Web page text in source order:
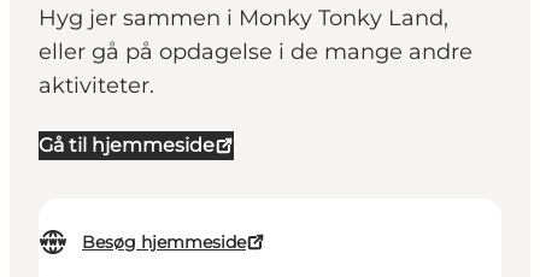
Hyg jer sammen i Monky Tonky Land,
eller gå på opdagelse i de mange andre
aktiviteter.
Gå til hjemmeside
Besøg hjemmeside